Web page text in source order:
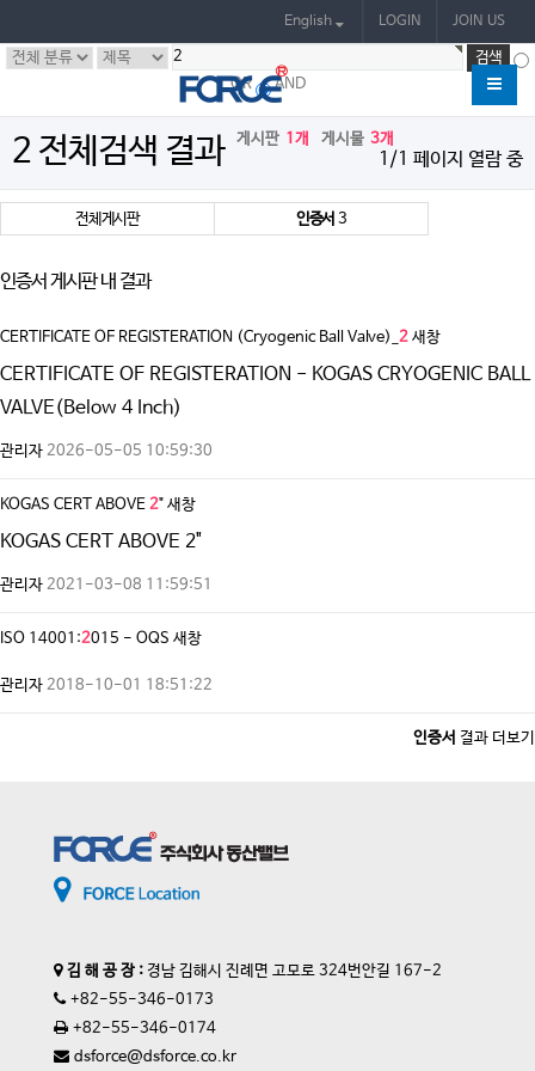
English LOGIN JOIN US
OR AND
2 전체검색 결과 게시판 1개 게시물 3개
1/1 페이지 열람 중
전체게시판 인증서 3
인증서 게시판 내 결과
CERTIFICATE OF REGISTERATION (Cryogenic Ball Valve)_ 2 새창
CERTIFICATE OF REGISTERATION - KOGAS CRYOGENIC BALL
VALVE(Below 4 Inch)
관리자 2026-05-05 10:59:30
KOGAS CERT ABOVE 2" 새창
KOGAS CERT ABOVE 2"
관리자 2021-03-08 11:59:51
ISO 14001:2015 - OQS 새창
관리자 2018-10-01 18:51:22
인증서 결과 더보기
김 해 공 장 : 경남 김해시 진례면 고모로 324번안길 167-2
+82-55-346-0173
+82-55-346-0174
dsforce@dsforce.co.kr